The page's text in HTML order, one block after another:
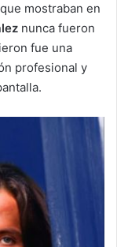
mostraban en
nunca fueron
fue una
profesional y